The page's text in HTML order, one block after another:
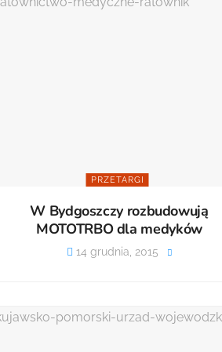
PRZETARGI
W Bydgoszczy rozbudowują
MOTOTRBO dla medyków
14 grudnia, 2015